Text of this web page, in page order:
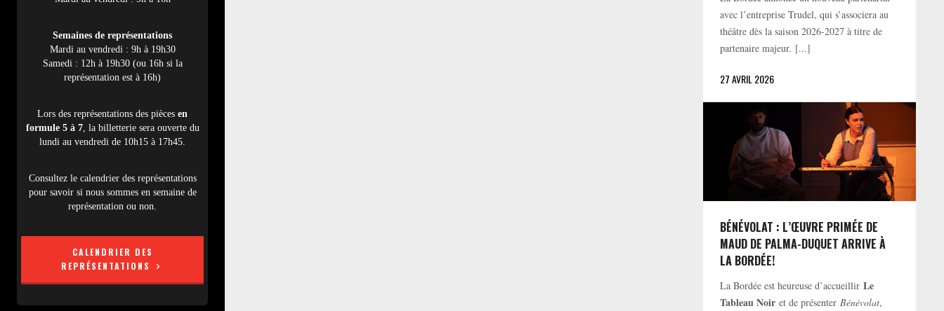
Semaines de représentations
Mardi au vendredi : 9h à 19h30
Samedi : 12h à 19h30 (ou 16h si la
représentation est à 16h)
Lors des représentations des pièces en
formule 5 à 7, la billetterie sera ouverte du
lundi au vendredi de 10h15 à 17h45.
Consultez le calendrier des représentations
pour savoir si nous sommes en semaine de
représentation ou non.
CALENDRIER DES
REPRÉSENTATIONS
avec l’entreprise Trudel, qui s’associera au
théâtre dès la saison 2026-2027 à titre de
partenaire majeur. [...]
27 AVRIL 2026
BÉNÉVOLAT : L’ŒUVRE PRIMÉE DE
MAUD DE PALMA-DUQUET ARRIVE À
LA BORDÉE!
La Bordée est heureuse d’accueillirLe
Tableau Noir et de présenterBénévolat,